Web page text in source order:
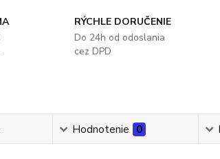
RÝCHLE DORUČENIE
Do 24h od odoslania
cez DPD
Hodnotenie 0